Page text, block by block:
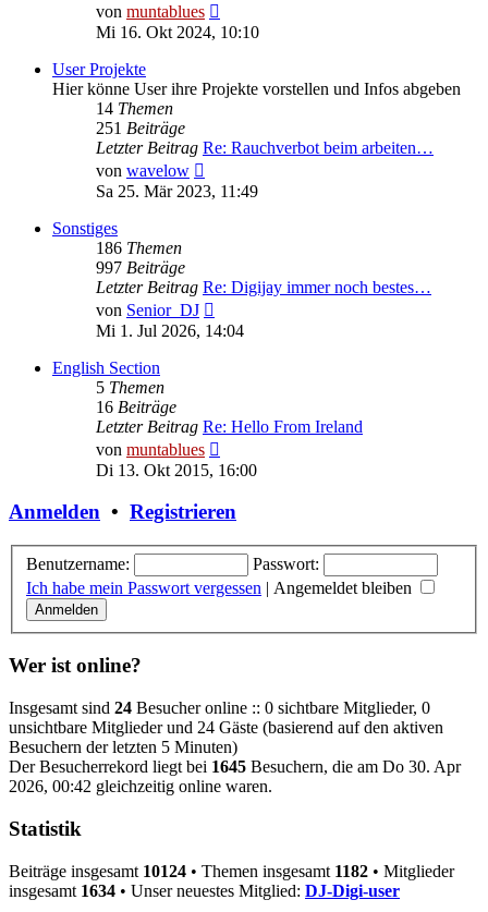
von muntablues
Beitrag
Mi 16. Okt 2024, 10:10
User Projekte
Hier könne User ihre Projekte vorstellen und Infos abgeben
14 Themen
251 Beiträge
Letzter Beitrag Re: Rauchverbot beim arbeiten…
von wavelow
Beitrag
Sa 25. Mär 2023, 11:49
Sonstiges
186 Themen
997 Beiträge
Letzter Beitrag Re: Digijay immer noch bestes…
von Senior_DJ
Beitrag
Mi 1. Jul 2026, 14:04
English Section
5 Themen
16 Beiträge
Letzter Beitrag Re: Hello From Ireland
von muntablues
Beitrag
Di 13. Okt 2015, 16:00
Anmelden • Registrieren
Benutzername:
Passwort:
Ich habe mein Passwort vergessen | Angemeldet bleiben
Wer ist online?
Insgesamt sind 24 Besucher online :: 0 sichtbare Mitglieder, 0
unsichtbare Mitglieder und 24 Gäste (basierend auf den aktiven
Besuchern der letzten 5 Minuten)
Der Besucherrekord liegt bei 1645 Besuchern, die am Do 30. Apr
2026, 00:42 gleichzeitig online waren.
Statistik
Beiträge insgesamt 10124 • Themen insgesamt 1182 • Mitglieder
insgesamt 1634 • Unser neuestes Mitglied: DJ-Digi-user